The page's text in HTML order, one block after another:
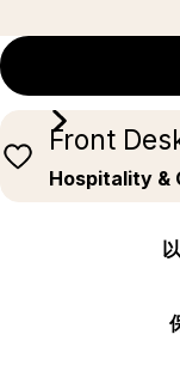
Front
Hospitality &